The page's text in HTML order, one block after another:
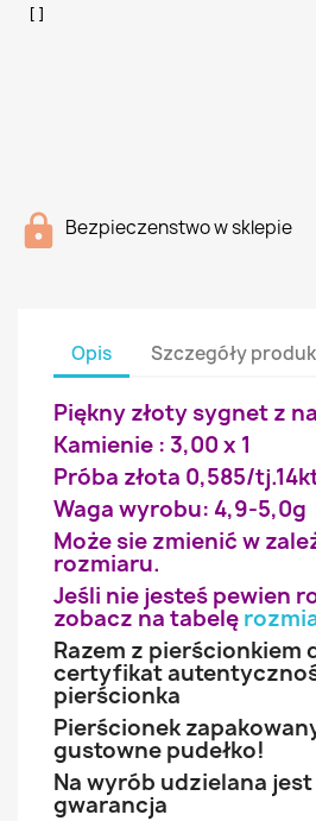
Bezpieczenstwo w sklepie
Opis Szczegóły
Piękny złoty sygnet z
Kamienie : 3,00 x 1
Próba złota 0,585/
Waga wyrobu: 4,9-5,0g
Może sie zmienić w
rozmiaru.
Jeśli nie jesteś pewien
zobacz na tabelę
Razem z pierścionkiem
certyfikat
pierścionka
Pierścionek
gustowne pudełko!
Na wyrób udzielana
gwarancja